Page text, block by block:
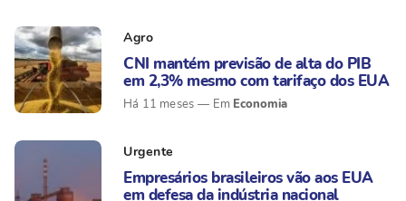
Agro
CNI mantém previsão de alta do PIB
em 2,3% mesmo com tarifaço dos EUA
Há 11 meses Economia
Urgente
Empresários brasileiros vão aos EUA
em defesa da indústria nacional